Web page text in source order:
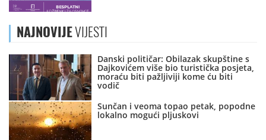
NAJNOVIJEVIJESTI
Danski političar: Obilazak skupštine s
Dajkovićem više bio turistička posjeta,
moraću biti pažljiviji kome ću biti
vodič
Sunčan i veoma topao petak, popodne
lokalno mogući pljuskovi